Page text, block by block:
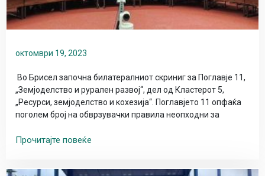
октомври 19, 2023
Во Брисел започна билатералниот скриниг за Поглавје 11,
„Земјоделство и рурален развој“, дел од Кластерот 5,
„Ресурси, земјоделство и кохезија“. Поглавјето 11 опфаќа
поголем број на обврзувачки правила неопходни за
Прочитајте повеќе